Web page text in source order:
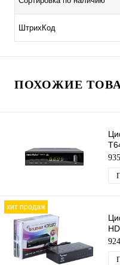
ШтрихКод
ПОХОЖИЕ
хит продаж